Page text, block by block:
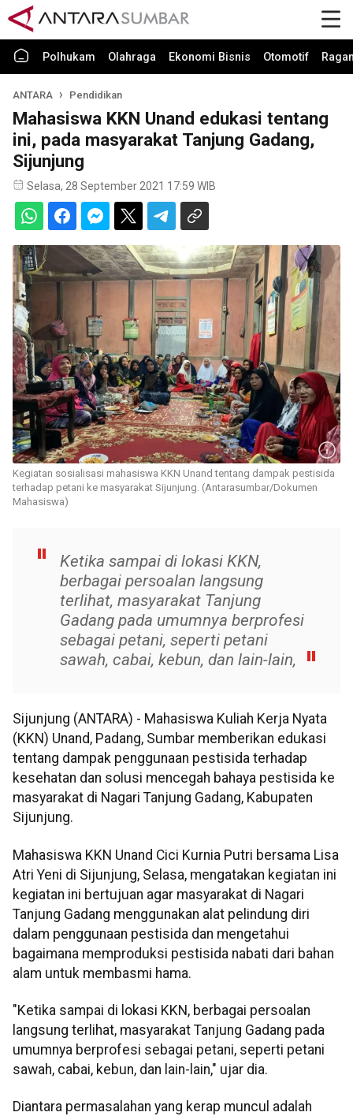
Polhukam Olahraga Ekonomi Bisnis Otomotif
ANTARA Pendidikan
Mahasiswa KKN Unand edukasi tentang
ini, pada masyarakat Tanjung Gadang,
Sijunjung
Selasa, 28 September 2021 17:59 WIB
Kegiatan sosialisasi mahasiswa KKN Unand tentang dampak pestisida
terhadap petani ke masyarakat Sijunjung. (Antarasumbar/Dokumen
Mahasiswa)
Ketika sampai di lokasi KKN,
berbagai persoalan langsung
terlihat, masyarakat Tanjung
Gadang pada umumnya berprofesi
sebagai petani, seperti petani
sawah, cabai, kebun, dan lain-lain,
Sijunjung (ANTARA) - Mahasiswa Kuliah Kerja Nyata
(KKN) Unand, Padang, Sumbar memberikan edukasi
tentang dampak penggunaan pestisida terhadap
kesehatan dan solusi mencegah bahaya pestisida ke
masyarakat di Nagari Tanjung Gadang, Kabupaten
Sijunjung.
Mahasiswa KKN Unand Cici Kurnia Putri bersama Lisa
Atri Yeni di Sijunjung, Selasa, mengatakan kegiatan ini
kegiatan ini bertujuan agar masyarakat di Nagari
Tanjung Gadang menggunakan alat pelindung diri
dalam penggunaan pestisida dan mengetahui
bagaimana memproduksi pestisida nabati dari bahan
alam untuk membasmi hama.
"Ketika sampai di lokasi KKN, berbagai persoalan
langsung terlihat, masyarakat Tanjung Gadang pada
umumnya berprofesi sebagai petani, seperti petani
sawah, cabai, kebun, dan lain-lain," ujar dia.
Diantara permasalahan yang kerap muncul adalah